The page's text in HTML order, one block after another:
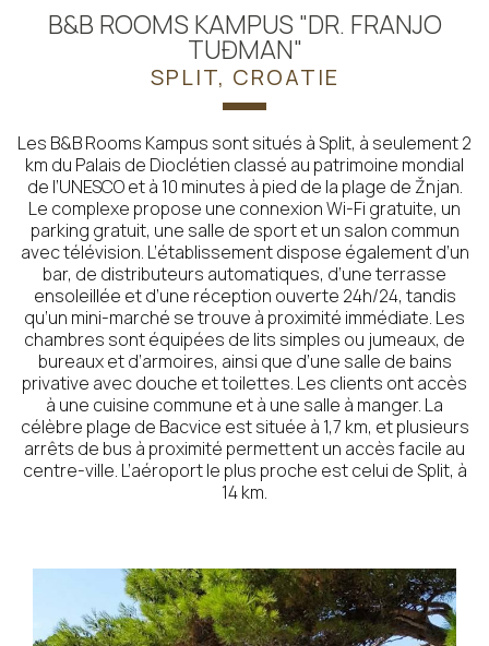
B&B ROOMS KAMPUS "DR. FRANJO
TUĐMAN"
SPLIT, CROATIE
Les B&B Rooms Kampus sont situés à Split, à seulement 2
km du Palais de Dioclétien classé au patrimoine mondial
de l’UNESCO et à 10 minutes à pied de la plage de Žnjan.
Le complexe propose une connexion Wi-Fi gratuite, un
parking gratuit, une salle de sport et un salon commun
avec télévision. L’établissement dispose également d’un
bar, de distributeurs automatiques, d’une terrasse
ensoleillée et d’une réception ouverte 24h/24, tandis
qu’un mini-marché se trouve à proximité immédiate. Les
chambres sont équipées de lits simples ou jumeaux, de
bureaux et d’armoires, ainsi que d’une salle de bains
privative avec douche et toilettes. Les clients ont accès
à une cuisine commune et à une salle à manger. La
célèbre plage de Bacvice est située à 1,7 km, et plusieurs
arrêts de bus à proximité permettent un accès facile au
centre-ville. L’aéroport le plus proche est celui de Split, à
14 km.